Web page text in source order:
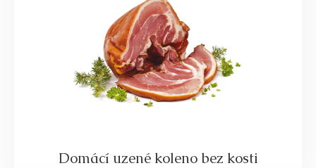
Domácí uzené koleno bez kosti